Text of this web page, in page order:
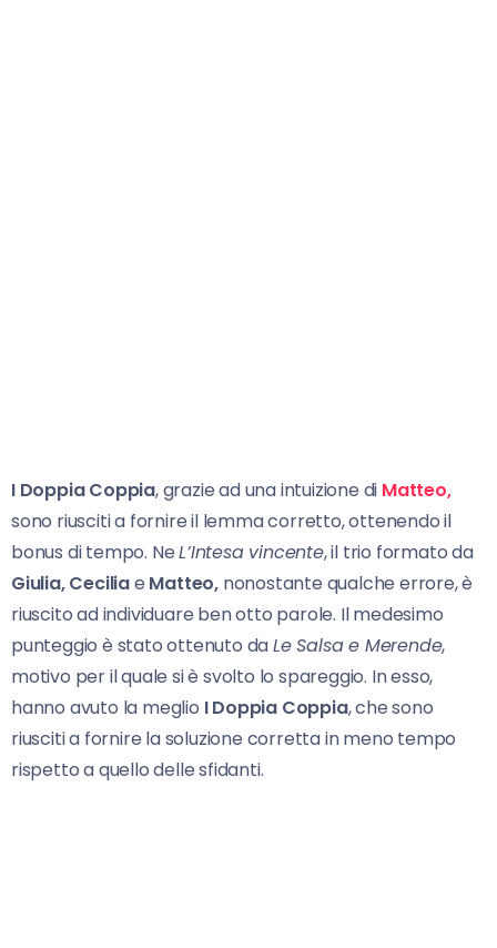
I Doppia Coppia, grazie ad una intuizione di Matteo,
sono riusciti a fornire il lemma corretto, ottenendo il
bonus di tempo. NeL’Intesa vincente, il trio formato da
Giulia, Ceciliae Matteo, nonostante qualche errore, è
riuscito ad individuare ben otto parole. Il medesimo
punteggio è stato ottenuto daLe Salsa e Merende,
motivo per il quale si è svolto lo spareggio. In esso,
hanno avuto la meglio I Doppia Coppia, che sono
riusciti a fornire la soluzione corretta in meno tempo
rispetto a quello delle sfidanti.